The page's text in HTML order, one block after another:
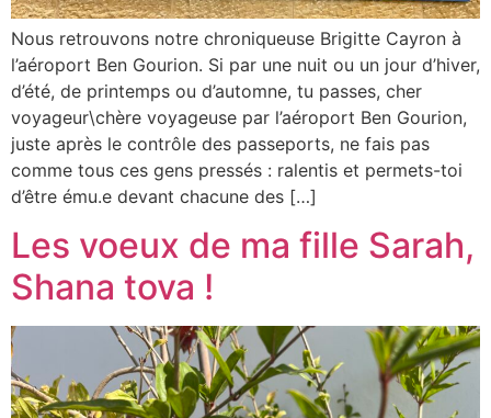
Nous retrouvons notre chroniqueuse Brigitte Cayron à
l’aéroport Ben Gourion. Si par une nuit ou un jour d’hiver,
d’été, de printemps ou d’automne, tu passes, cher
voyageur\chère voyageuse par l’aéroport Ben Gourion,
juste après le contrôle des passeports, ne fais pas
comme tous ces gens pressés : ralentis et permets-toi
d’être ému.e devant chacune des […]
Les voeux de ma fille Sarah,
Shana tova !